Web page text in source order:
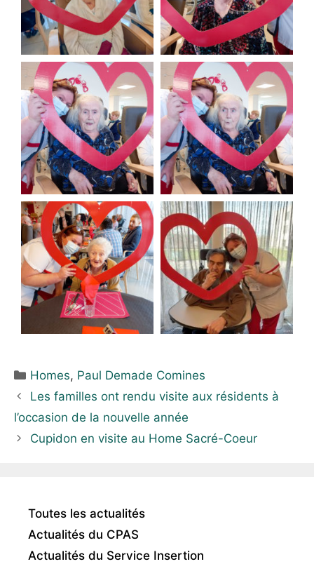
Homes, Paul Demade Comines
Les familles ont rendu visite aux résidents à
l’occasion de la nouvelle année
Cupidon en visite au Home Sacré-Coeur
Toutes les actualités
Actualités du CPAS
Actualités du Service Insertion